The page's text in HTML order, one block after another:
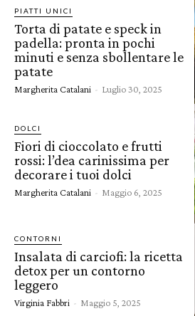
PIATTI UNICI
Torta di patate e speck in
padella: pronta in pochi
minuti e senza sbollentare le
patate
Margherita Catalani - Luglio 30, 2025
DOLCI
Fiori di cioccolato e frutti
rossi: l’dea carinissima per
decorare i tuoi dolci
Margherita Catalani - Maggio 6, 2025
CONTORNI
Insalata di carciofi: la ricetta
detox per un contorno
leggero
Virginia Fabbri - Maggio 5, 2025